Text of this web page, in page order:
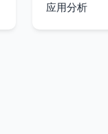
应用分析